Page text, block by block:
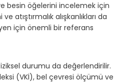
besin öğelerini incelemek için
atıştırmalık alışkanlıkları da
için önemli bir referans
durumu da değerlendirilir.
(VKİ), bel çevresi ölçümü ve